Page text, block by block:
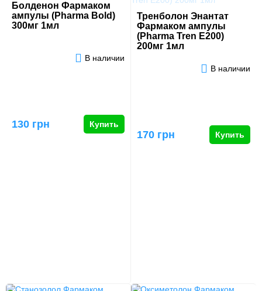
Болденон Фармаком
ампулы (Pharma Bold)
300мг 1мл
В наличии
130 грн Купить
Тренболон Энантат
Фармаком ампулы
(Pharma Tren E200)
200мг 1мл
В наличии
170 грн Купить